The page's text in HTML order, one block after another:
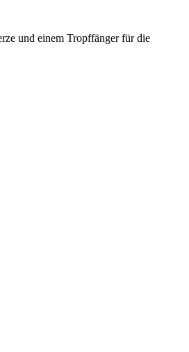
und einem Tropffänger für die